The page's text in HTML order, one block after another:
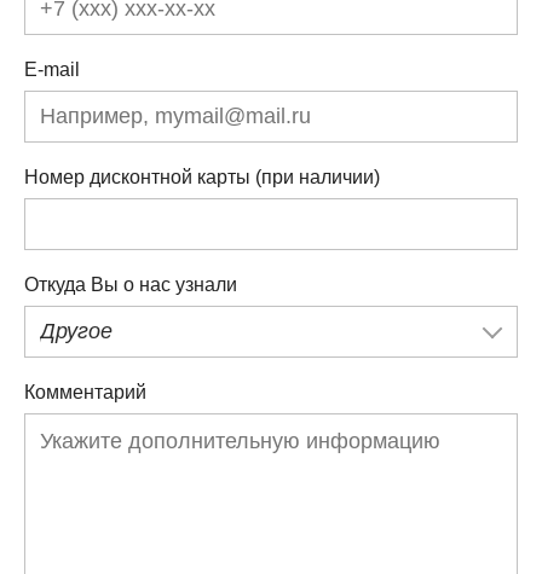
E-mail
Номер дисконтной карты (при наличии)
Откуда Вы о нас узнали
Другое
Комментарий